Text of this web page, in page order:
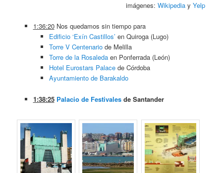
imágenes: Wikipediay Yelp
1:36:20Nos quedamos sin tiempo para
Edificio ‘Exín Castillos’ en Quiroga (Lugo)
Torre V Centenario de Melilla
Torre de la Rosaleda en Ponferrada (León)
Hotel Eurostars Palace de Córdoba
Ayuntamiento de Barakaldo
1:38:25 Palacio de Festivalesde Santander